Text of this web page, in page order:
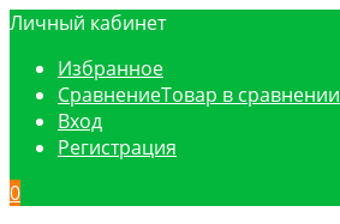
Личный кабинет
Избранное
СравнениеТовар в сравнении
Вход
Регистрация
0